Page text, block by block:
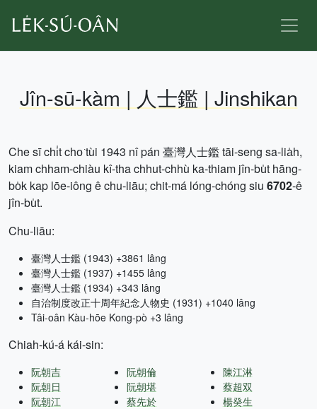
Jîn-sū-kàm | 人士鑑 | Jinshikan
Che sī chi̍t cho͘ tùi 1943 nî pán 臺灣人士鑑 tāi-seng sa-lia̍h,
kiam chham-chiàu kî-tha chhut-chhù ka-thiam jîn-bu̍t hāng-
bo̍k kap lōe-iông ê chu-liāu; chit-má lóng-chóng siu 6702-ê
jîn-bu̍t.
Chu-liāu:
臺灣人士鑑 (1943) +3861 lâng
臺灣人士鑑 (1937) +1455 lâng
臺灣人士鑑 (1934) +343 lâng
自治制度改正十周年紀念人物史 (1931) +1040 lâng
Tâi-oân Kàu-hōe Kong-pò +3 lâng
Chiah-kú-á kái-sin:
阮朝吉
阮朝日
阮朝江
阮朝倫
阮朝堪
蔡先於
陳江淋
蔡超双
楊癸生